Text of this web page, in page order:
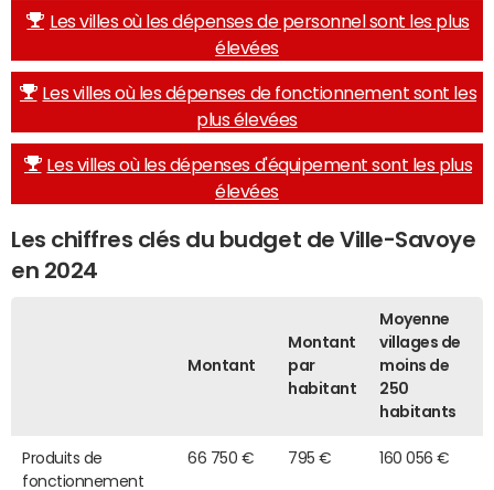
Les villes où les dépenses de personnel sont les plus
élevées
Les villes où les dépenses de fonctionnement sont les
plus élevées
Les villes où les dépenses d'équipement sont les plus
élevées
Les chiffres clés du budget de Ville-Savoye
en 2024
Montant
Montant
par
habitant
Moyenne
villages de
moins de
250
habitants
Produits de
fonctionnement
66 750 € 795 € 160 056 €